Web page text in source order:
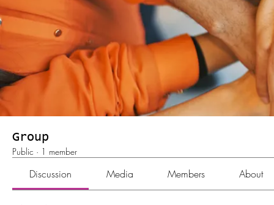
Group
Public · 1 member
Discussion Media Members About